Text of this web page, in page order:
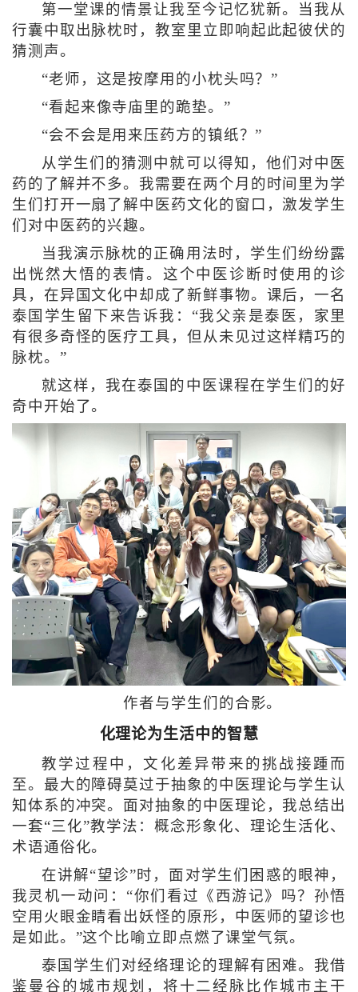
第一堂课的情景让我至今记忆犹新。当我从
行囊中取出脉枕时，教室里立即响起此起彼伏的
猜测声。
“老师，这是按摩用的小枕头吗？”
“看起来像寺庙里的跪垫。”
“会不会是用来压药方的镇纸？”
从学生们的猜测中就可以得知，他们对中医
药的了解并不多。我需要在两个月的时间里为学
生们打开一扇了解中医药文化的窗口，激发学生
们对中医药的兴趣。
当我演示脉枕的正确用法时，学生们纷纷露
出恍然大悟的表情。这个中医诊断时使用的诊
具，在异国文化中却成了新鲜事物。课后，一名
泰国学生留下来告诉我：“我父亲是泰医，家里
有很多奇怪的医疗工具，但从未见过这样精巧的
脉枕。”
就这样，我在泰国的中医课程在学生们的好
奇中开始了。
作者与学生们的合影。
化理论为生活中的智慧
教学过程中，文化差异带来的挑战接踵而
至。最大的障碍莫过于抽象的中医理论与学生认
知体系的冲突。面对抽象的中医理论，我总结出
一套“三化”教学法：概念形象化、理论生活化、
术语通俗化。
在讲解“望诊”时，面对学生们困惑的眼神，
我灵机一动问：“你们看过《西游记》吗？孙悟
空用火眼金睛看出妖怪的原形，中医师的望诊也
是如此。”这个比喻立即点燃了课堂气氛。
泰国学生们对经络理论的理解有困难。我借
鉴曼谷的城市规划，将十二经脉比作城市主干